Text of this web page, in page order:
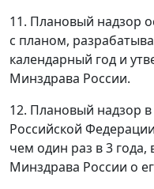
11. Плановый надзор
с планом,
календарный год и
Минздрава России.
12. Плановый надзор
Российской
чем один раз в 3 года,
Минздрава России о